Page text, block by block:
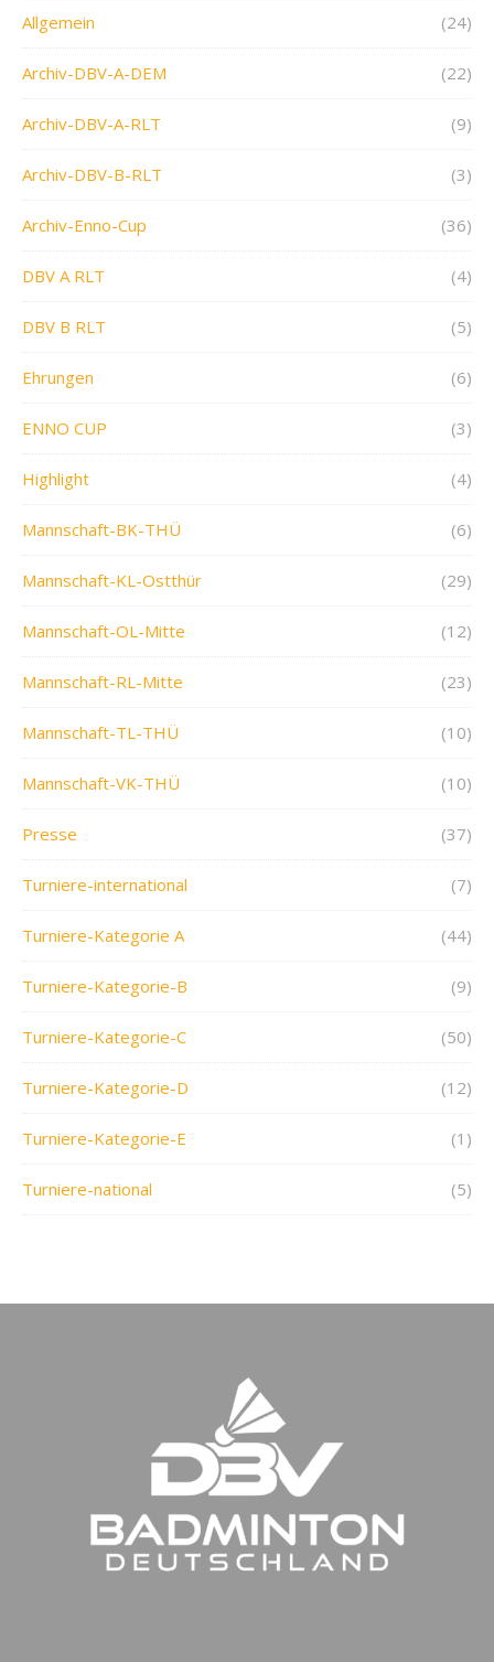
Allgemein (24)
Archiv-DBV-A-DEM (22)
Archiv-DBV-A-RLT (9)
Archiv-DBV-B-RLT (3)
Archiv-Enno-Cup (36)
DBV A RLT (4)
DBV B RLT (5)
Ehrungen (6)
ENNO CUP (3)
Highlight (4)
Mannschaft-BK-THÜ (6)
Mannschaft-KL-Ostthür (29)
Mannschaft-OL-Mitte (12)
Mannschaft-RL-Mitte (23)
Mannschaft-TL-THÜ (10)
Mannschaft-VK-THÜ (10)
Presse (37)
Turniere-international (7)
Turniere-Kategorie A (44)
Turniere-Kategorie-B (9)
Turniere-Kategorie-C (50)
Turniere-Kategorie-D (12)
Turniere-Kategorie-E (1)
Turniere-national (5)